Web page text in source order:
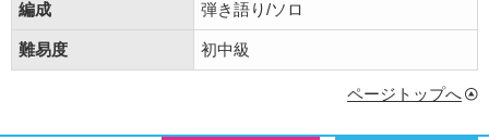
編成 弾き語り/ソロ
難易度 初中級
ページトップへ